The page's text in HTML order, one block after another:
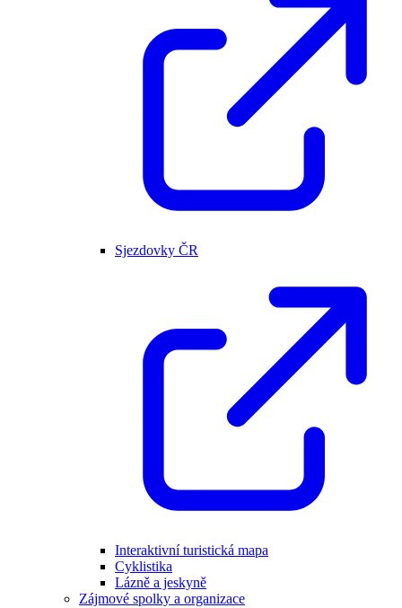
Sjezdovky ČR
Interaktivní turistická mapa
Cyklistika
Lázně a jeskyně
Zájmové spolky a organizace